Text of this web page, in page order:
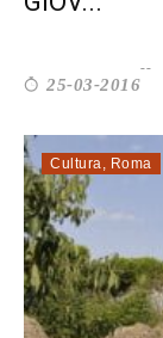
25-03-2016
Cultura Roma